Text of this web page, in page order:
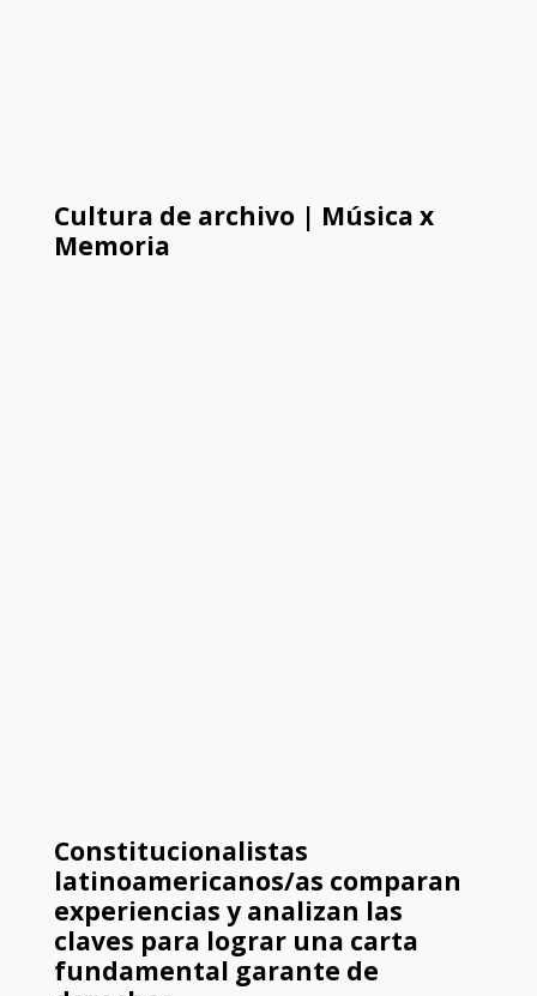
Cultura de archivo | Música x
Memoria
Constitucionalistas
latinoamericanos/as comparan
experiencias y analizan las
claves para lograr una carta
fundamental garante de